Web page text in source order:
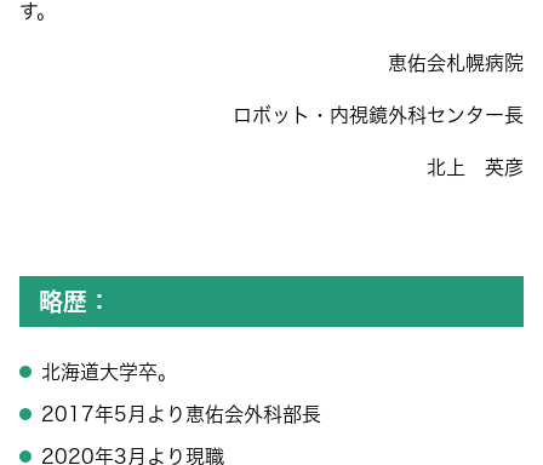
す。
恵佑会札幌病院
ロボット・内視鏡外科センター長
北上 英彦
略歴：
北海道大学卒。
2017年5月より恵佑会外科部長
2020年3月より現職